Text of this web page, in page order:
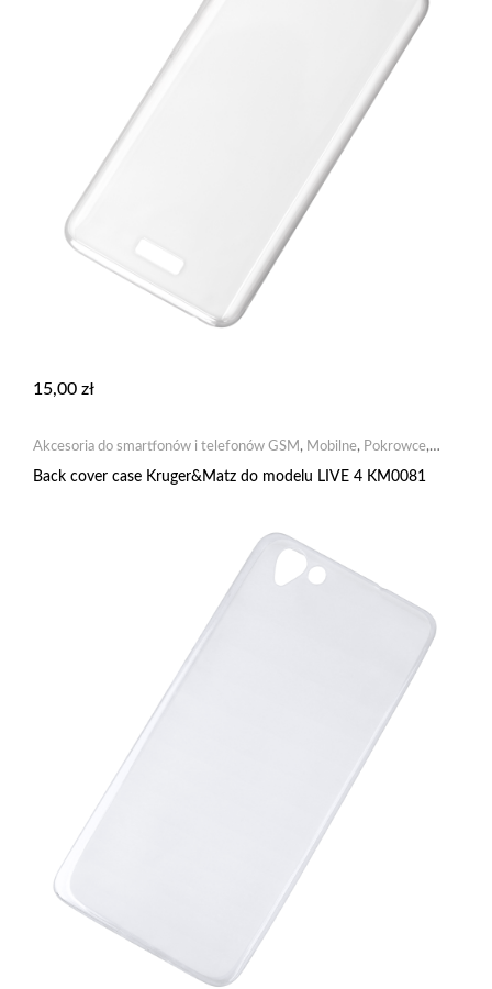
15,00 zł
Akcesoria do smartfonów i telefonów GSM , Mobilne, Pokrowce,
Pokrowce silikonowe
Back cover case Kruger&Matz do modelu LIVE 4 KM0081